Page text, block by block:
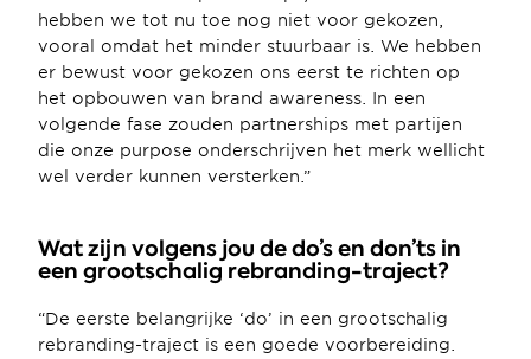
hebben we tot nu toe nog niet voor gekozen,
vooral omdat het minder stuurbaar is. We hebben
er bewust voor gekozen ons eerst te richten op
het opbouwen van brand awareness. In een
volgende fase zouden partnerships met partijen
die onze purpose onderschrijven het merk wellicht
wel verder kunnen versterken.”
Wat zijn volgens jou de do’s en don’ts in
een grootschalig rebranding-traject?
“De eerste belangrijke ‘do’ in een grootschalig
rebranding-traject is een goede voorbereiding.